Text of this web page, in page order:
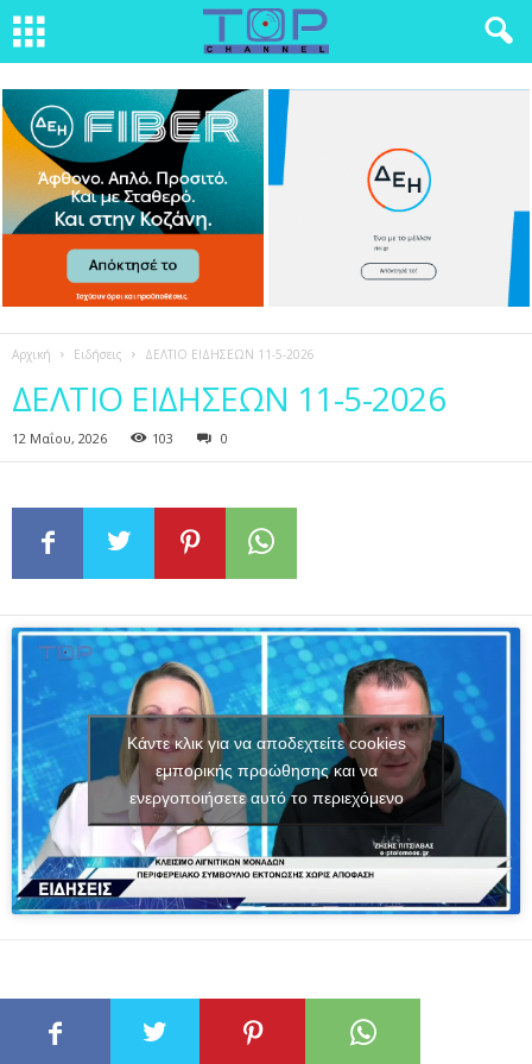
Αρχική Ειδήσεις ΔΕΛΤΙΟ ΕΙΔΗΣΕΩΝ 11-5-2026
ΔΕΛΤΙΟ ΕΙΔΗΣΕΩΝ 11-5-2026
12 Μαΐου, 2026 103 0
Κάντε κλικ για να αποδεχτείτε cookies
εμπορικής προώθησης και να
ενεργοποιήσετε αυτό το περιεχόμενο